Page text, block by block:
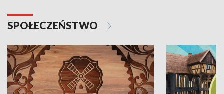
SPOŁECZEŃSTWO